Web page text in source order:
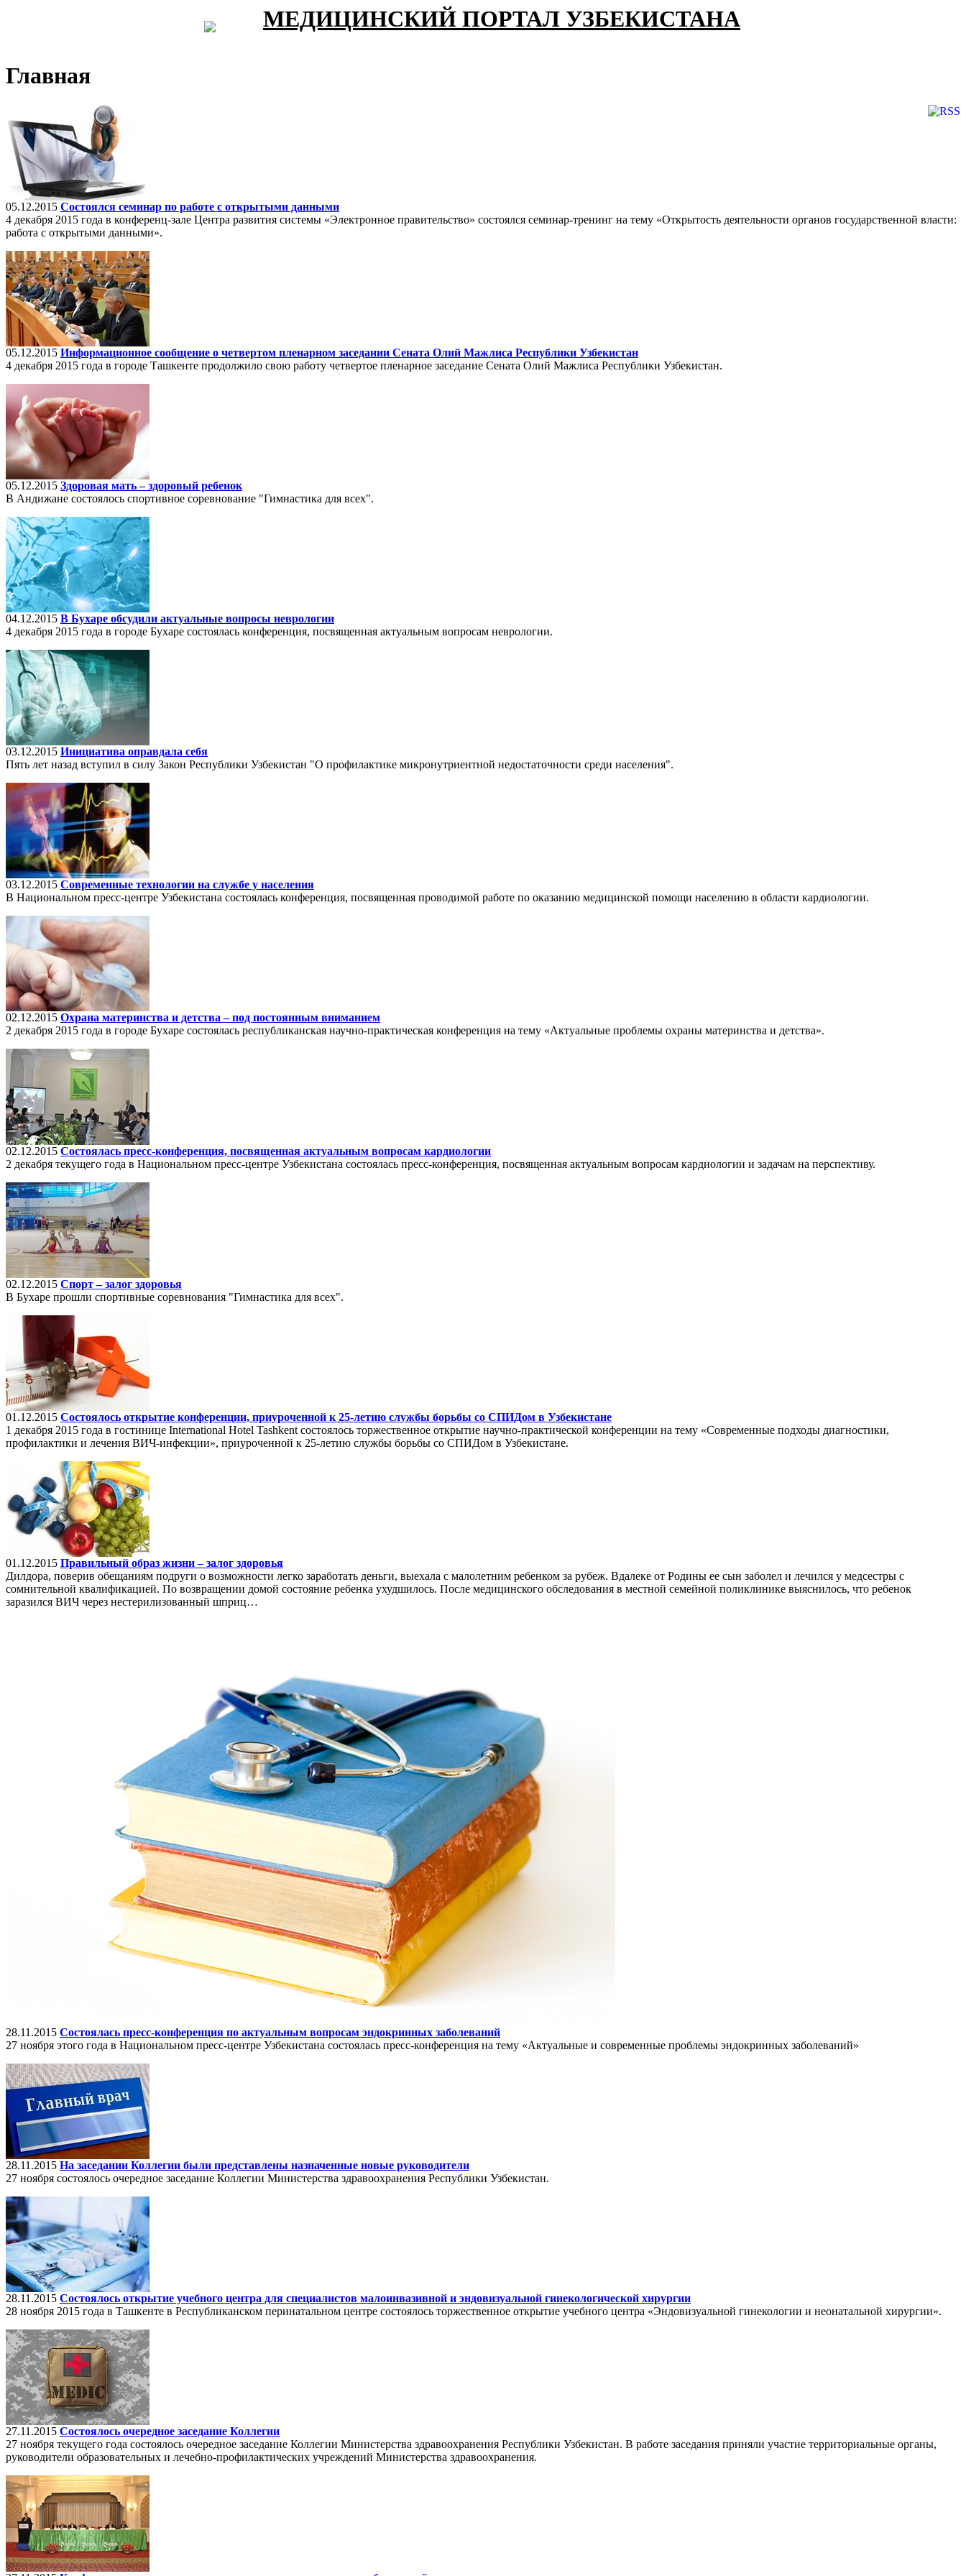
МЕДИЦИНСКИЙ ПОРТАЛ УЗБЕКИСТАНА
Главная
05.12.2015 Состоялся семинар по работе с открытыми данными
4 декабря 2015 года в конференц-зале Центра развития системы «Электронное правительство» состоялся семинар-тренинг на тему «Открытость деятельности органов государственной власти:
работа с открытыми данными».
05.12.2015 Информационное сообщение о четвертом пленарном заседании Сената Олий Мажлиса Республики Узбекистан
4 декабря 2015 года в городе Ташкенте продолжило свою работу четвертое пленарное заседание Сената Олий Мажлиса Республики Узбекистан.
05.12.2015 Здоровая мать – здоровый ребенок
В Андижане состоялось спортивное соревнование "Гимнастика для всех".
04.12.2015 В Бухаре обсудили актуальные вопросы неврологии
4 декабря 2015 года в городе Бухаре состоялась конференция, посвященная актуальным вопросам неврологии.
03.12.2015 Инициатива оправдала себя
Пять лет назад вступил в силу Закон Республики Узбекистан "О профилактике микронутриентной недостаточности среди населения".
03.12.2015 Современные технологии на службе у населения
В Национальном пресс-центре Узбекистана состоялась конференция, посвященная проводимой работе по оказанию медицинской помощи населению в области кардиологии.
02.12.2015 Охрана материнства и детства – под постоянным вниманием
2 декабря 2015 года в городе Бухаре состоялась республиканская научно-практическая конференция на тему «Актуальные проблемы охраны материнства и детства».
02.12.2015 Состоялась пресс-конференция, посвященная актуальным вопросам кардиологии
2 декабря текущего года в Национальном пресс-центре Узбекистана состоялась пресс-конференция, посвященная актуальным вопросам кардиологии и задачам на перспективу.
02.12.2015 Спорт – залог здоровья
В Бухаре прошли спортивные соревнования "Гимнастика для всех".
01.12.2015 Состоялось открытие конференции, приуроченной к 25-летию службы борьбы со СПИДом в Узбекистане
1 декабря 2015 года в гостинице International Hotel Tashkent состоялось торжественное открытие научно-практической конференции на тему «Современные подходы диагностики,
профилактики и лечения ВИЧ-инфекции», приуроченной к 25-летию службы борьбы со СПИДом в Узбекистане.
01.12.2015 Правильный образ жизни – залог здоровья
Дилдора, поверив обещаниям подруги о возможности легко заработать деньги, выехала с малолетним ребенком за рубеж. Вдалеке от Родины ее сын заболел и лечился у медсестры с
сомнительной квалификацией. По возвращении домой состояние ребенка ухудшилось. После медицинского обследования в местной семейной поликлинике выяснилось, что ребенок
заразился ВИЧ через нестерилизованный шприц…
28.11.2015 Состоялась пресс-конференция по актуальным вопросам эндокринных заболеваний
27 ноября этого года в Национальном пресс-центре Узбекистана состоялась пресс-конференция на тему «Актуальные и современные проблемы эндокринных заболеваний»
28.11.2015 На заседании Коллегии были представлены назначенные новые руководители
27 ноября состоялось очередное заседание Коллегии Министерства здравоохранения Республики Узбекистан.
28.11.2015 Состоялось открытие учебного центра для специалистов малоинвазивной и эндовизуальной гинекологической хирургии
28 ноября 2015 года в Ташкенте в Республиканском перинатальном центре состоялось торжественное открытие учебного центра «Эндовизуальной гинекологии и неонатальной хирургии».
27.11.2015 Состоялось очередное заседание Коллегии
27 ноября текущего года состоялось очередное заседание Коллегии Министерства здравоохранения Республики Узбекистан. В работе заседания приняли участие территориальные органы,
руководители образовательных и лечебно-профилактических учреждений Министерства здравоохранения.